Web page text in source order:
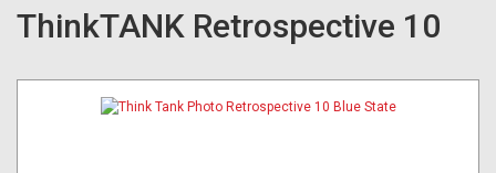
Başla
ThinkTANK Retrospective 10